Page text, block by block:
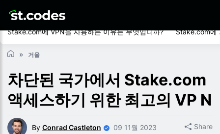
Stake.com에 VPN을 사용하는 이유는 무엇입니까? Stake.com에
거울
차단된 국가에서 Stake.com
액세스하기 위한 최고의 VP N
By Conrad Castleton 09 11월 2023 Share